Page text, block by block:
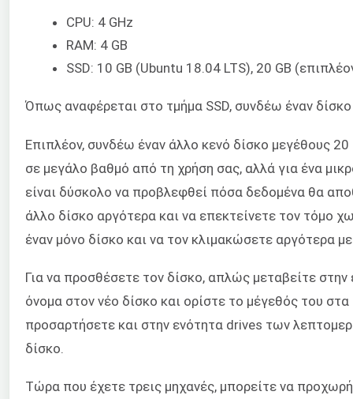
CPU: 4 GHz
RAM: 4 GB
SSD: 10 GB (Ubuntu 18.04 LTS), 20 GB
Όπως αναφέρεται στο τμήμα SSD, συνδέω έναν
Επιπλέον, συνδέω έναν άλλο κενό δίσκο μεγέθους
σε μεγάλο βαθμό από τη χρήση σας, αλλά για ένα
είναι δύσκολο να προβλεφθεί πόσα δεδομένα θα
άλλο δίσκο αργότερα και να επεκτείνετε τον τόμο
έναν μόνο δίσκο και να τον κλιμακώσετε αργότερα με
Για να προσθέσετε τον δίσκο, απλώς μεταβείτε στην
όνομα στον νέο δίσκο και ορίστε το μέγεθός του
προσαρτήσετε και στην ενότητα drives των
δίσκο.
Τώρα που έχετε τρεις μηχανές, μπορείτε να